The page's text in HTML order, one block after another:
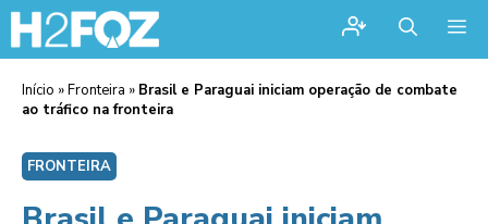
Início »Fronteira » Brasil e Paraguai iniciam operação de combate
ao tráfico na fronteira
FRONTEIRA